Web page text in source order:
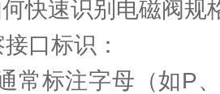
快速识别电磁阀规
口标识：
常标注字母（如P